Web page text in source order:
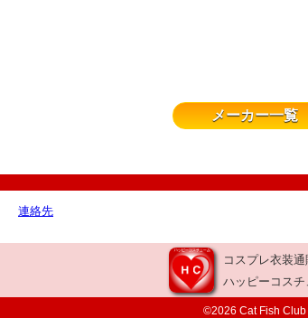
メーカー一覧
連絡先
コスプレ衣装通
ハッピーコスチ
©2026 Cat Fish Club